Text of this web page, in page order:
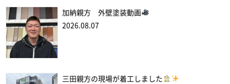
加納親方 外壁塗装動画
2026.08.07
三田親方の現場が着工しました